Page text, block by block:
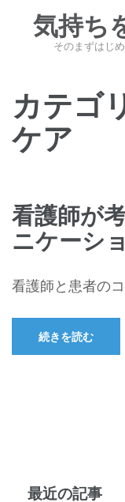
ス
(Enter
す)
気持ち
そのまずはじ
カテゴ
ケア
看護師が
ニケーシ
看護師と患者の
続きを読む
最近の記事